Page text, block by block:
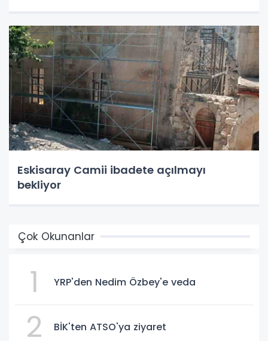
Eskisaray Camii ibadete açılmayı
bekliyor
Çok Okunanlar
1 YRP'den Nedim Özbey'e veda
2 BİK'ten ATSO'ya ziyaret